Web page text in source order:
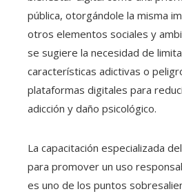
pública, otorgándole la misma
otros elementos sociales y
se sugiere la necesidad de
características adictivas o
plataformas digitales para
adicción y daño psicológico.
La capacitación especializada
para promover un uso
es uno de los puntos